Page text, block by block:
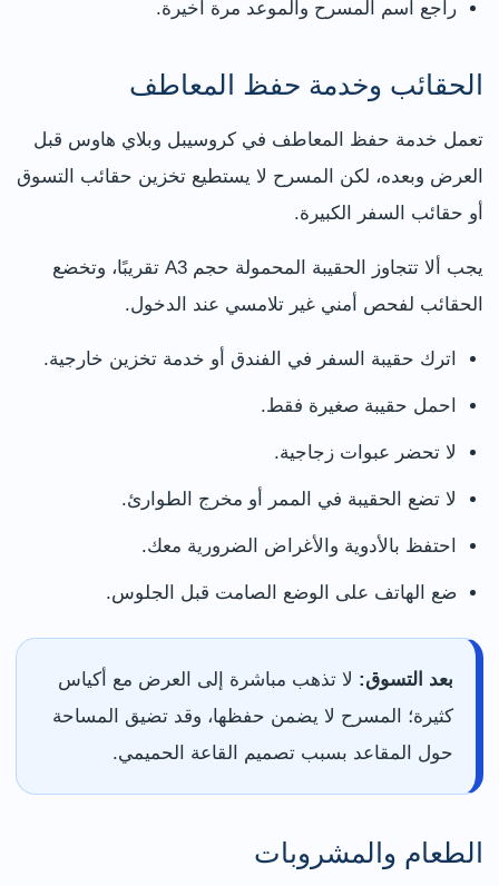
راجع اسم المسرح والموعد مرة أخيرة.
الحقائب وخدمة حفظ المعاطف
تعمل خدمة حفظ المعاطف في كروسيبل وبلاي هاوس قبل
العرض وبعده، لكن المسرح لا يستطيع تخزين حقائب التسوق
أو حقائب السفر الكبيرة.
يجب ألا تتجاوز الحقيبة المحمولة حجم A3 تقريبًا، وتخضع
الحقائب لفحص أمني غير تلامسي عند الدخول.
اترك حقيبة السفر في الفندق أو خدمة تخزين خارجية.
احمل حقيبة صغيرة فقط.
لا تحضر عبوات زجاجية.
لا تضع الحقيبة في الممر أو مخرج الطوارئ.
احتفظ بالأدوية والأغراض الضرورية معك.
ضع الهاتف على الوضع الصامت قبل الجلوس.
بعد التسوق: لا تذهب مباشرة إلى العرض مع أكياس
كثيرة؛ المسرح لا يضمن حفظها، وقد تضيق المساحة
حول المقاعد بسبب تصميم القاعة الحميمي.
الطعام والمشروبات